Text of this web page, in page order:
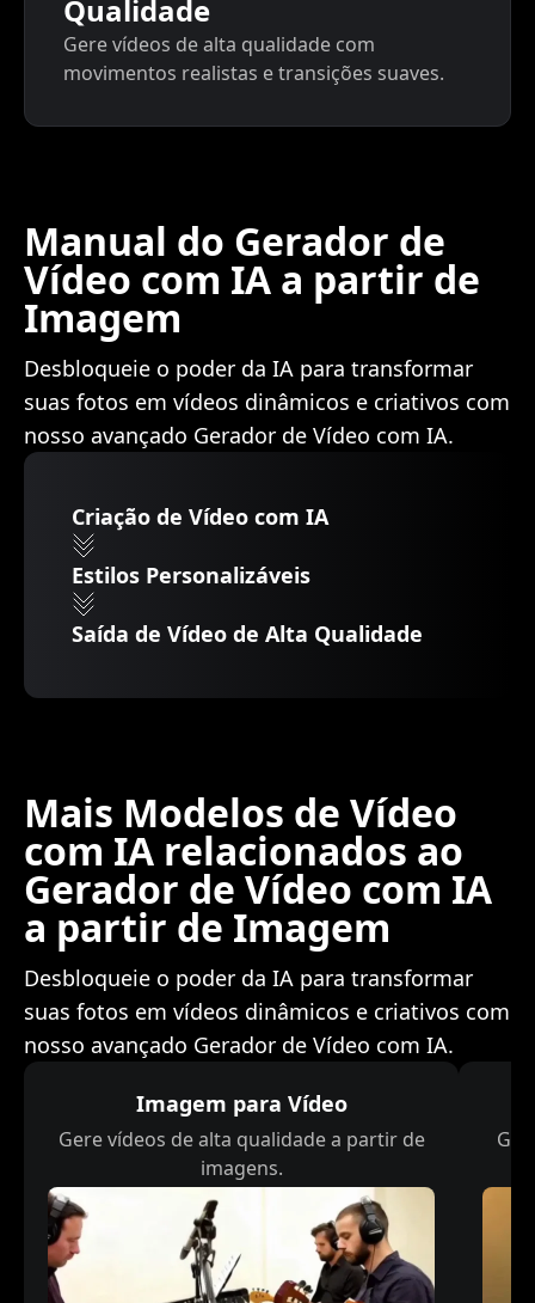
Qualidade
Gere vídeos de alta qualidade com
movimentos realistas e transições suaves.
Manual do Gerador de
Vídeo com IA a partir de
Imagem
Desbloqueie o poder da IA para transformar
suas fotos em vídeos dinâmicos e criativos com
nosso avançado Gerador de Vídeo com IA.
Criação de Vídeo com IA
Estilos Personalizáveis
Saída de Vídeo de Alta Qualidade
Mais Modelos de Vídeo
com IA relacionados ao
Gerador de Vídeo com IA
a partir de Imagem
Desbloqueie o poder da IA para transformar
suas fotos em vídeos dinâmicos e criativos com
nosso avançado Gerador de Vídeo com IA.
Imagem para Vídeo
Gere vídeos de alta qualidade a partir de
imagens.